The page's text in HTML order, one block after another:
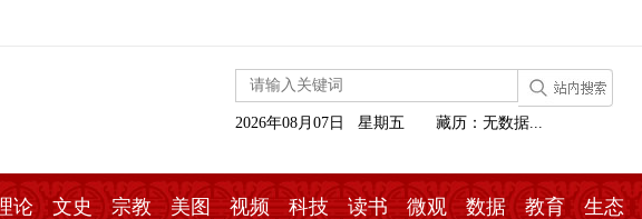
2026年08月07日 星期五 藏历：无数据...
论 文史 宗教 美图 视频 科技 读书 微观 数据 教育 生态